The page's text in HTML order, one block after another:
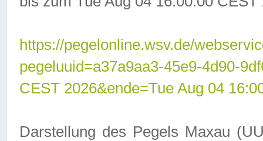
https://pegelonline.wsv.de/
pegeluuid=a37a9aa3-45e9-4d90-
CEST 2026&ende=Tue Aug 04
Darstellung des Pegels Maxau